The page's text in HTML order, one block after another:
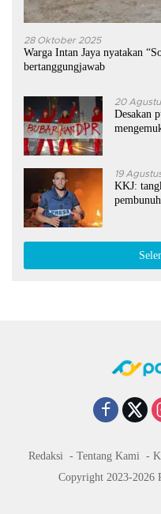
28 Oktober 2025
Warga Intan Jaya nyatakan
bertanggungjawab
20
Desakan
19
KKJ:
Redaksi Tentang Kami
Copyright 2023-2026